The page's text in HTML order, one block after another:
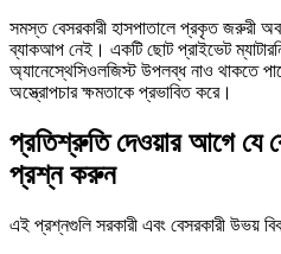
সমস্ত বেসরকারী হাসপাতালে প্রকৃত জরুরী
ব্যাকআপ নেই। একটি ছোট প্রাইভেট
অ্যানেস্থেসিওলজিস্ট উপলব্ধ নাও থাকতে
অস্ত্রোপচার ক্ষমতাকে প্রভাবিত করে।
প্রতিশ্রুতি দেওয়ার আগে যে
প্রশ্ন করুন
এই প্রশ্নগুলি সরকারী এবং বেসরকারী উভয়